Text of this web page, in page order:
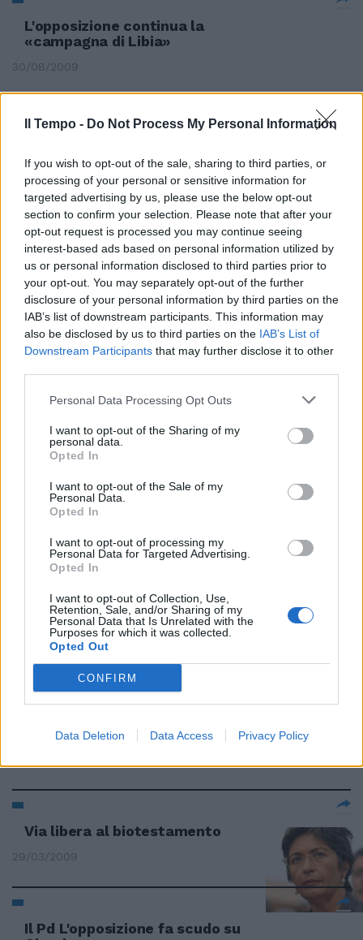
Il Tempo - Do Not Process My Personal Information
If you wish to opt-out of the sale, sharing to third parties, or
processing of your personal or sensitive information for
targeted advertising by us, please use the below opt-out
section to confirm your selection. Please note that after your
opt-out request is processed you may continue seeing
interest-based ads based on personal information utilized by
us or personal information disclosed to third parties prior to
your opt-out. You may separately opt-out of the further
disclosure of your personal information by third parties on the
IAB’s list of downstream participants. This information may
also be disclosed by us to third parties on the IAB’s List of
Downstream Participants that may further disclose it to other
Personal Data Processing Opt Outs
I want to opt-out of the Sharing of my
personal data.
Opted In
I want to opt-out of the Sale of my
Personal Data.
Opted In
I want to opt-out of processing my
Personal Data for Targeted Advertising.
Opted In
I want to opt-out of Collection, Use,
Retention, Sale, and/or Sharing of my
Personal Data that Is Unrelated with the
Purposes for which it was collected.
Opted Out
CONFIRM
Data Deletion Data Access Privacy Policy
L'opposizione continua la
«campagna di Libia»
30/08/2009
30/08/2009
Silvio attacca il Tg3.
L'opposizione insorge: «Teme le
critiche»
08/08/2009
Bilancio, l'opposizione ha
presentato 30 mila
04/08/2009
Tremonti: «L'Italia come gli Usa»
Ma l'opposizione insorge
18/07/2009
L'opposizione ringrazia
07/05/2009
dall'Europa»
Via libera al biotestamento
29/03/2009
Il Pd L'opposizione fa scudo su